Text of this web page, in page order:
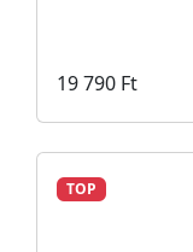
19 790 Ft
TOP